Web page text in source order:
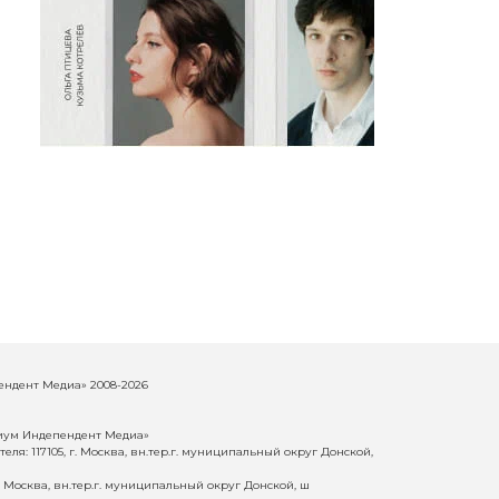
Медиа» 2008-2026
Индепендент Медиа»
117105, г. Москва, вн.тер.г. муниципальный округ Донской,
Москва, вн.тер.г. муниципальный округ Донской, ш